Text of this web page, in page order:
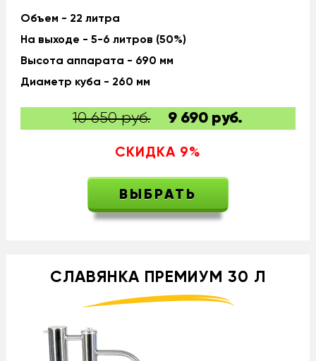
Объем - 22 литра
На выходе - 5-6 литров (50%)
Высота аппарата - 690 мм
Диаметр куба - 260 мм
10 650 руб. 9 690 руб.
СКИДКА 9%
ВЫБРАТЬ
СЛАВЯНКА ПРЕМИУМ 30 Л